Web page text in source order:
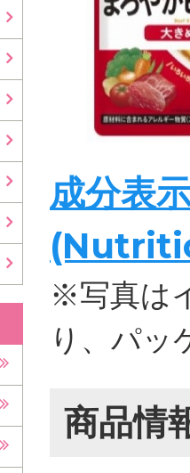
成分表
※写真は
り、パッ
商品情